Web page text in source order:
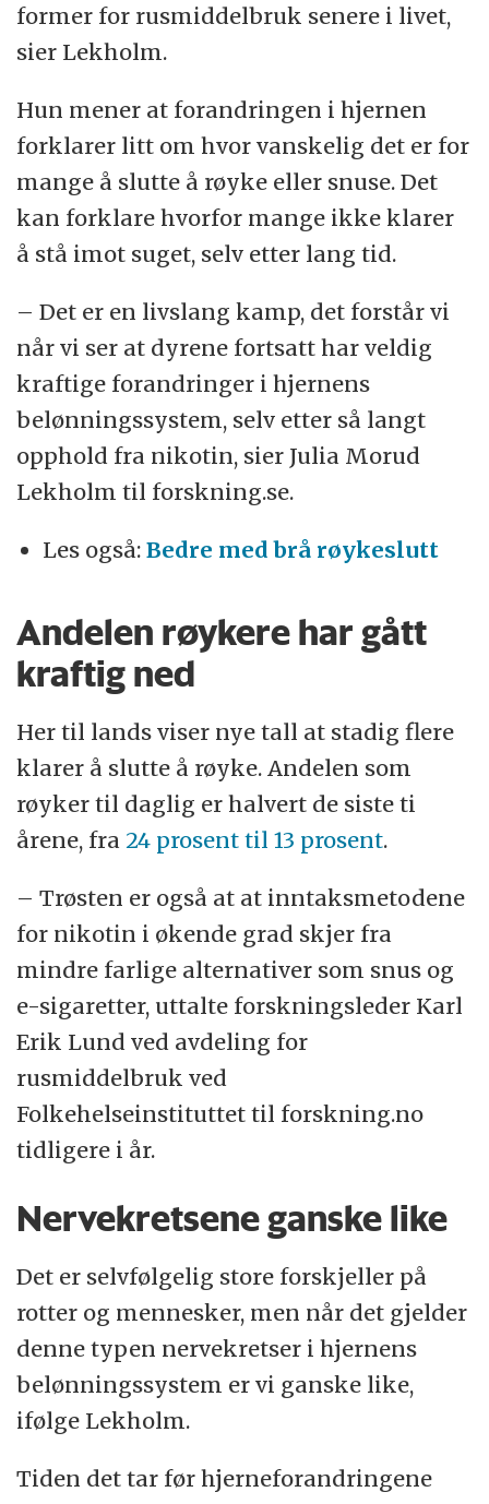
former for rusmiddelbruk senere i livet,
sier Lekholm.
Hun mener at forandringen i hjernen
forklarer litt om hvor vanskelig det er for
mange å slutte å røyke eller snuse. Det
kan forklare hvorfor mange ikke klarer
å stå imot suget, selv etter lang tid.
– Det er en livslang kamp, det forstår vi
når vi ser at dyrene fortsatt har veldig
kraftige forandringer i hjernens
belønningssystem, selv etter så langt
opphold fra nikotin, sier Julia Morud
Lekholm til forskning.se.
Les også:Bedre med brå røykeslutt
Andelen røykere har gått
kraftig ned
Her til lands viser nye tall at stadig flere
klarer å slutte å røyke. Andelen som
røyker til daglig er halvert de siste ti
årene, fra24 prosent til 13 prosent.
– Trøsten er også at at inntaksmetodene
for nikotin i økende grad skjer fra
mindre farlige alternativer som snus og
e-sigaretter, uttalte forskningsleder Karl
Erik Lund ved avdeling for
rusmiddelbruk ved
Folkehelseinstituttet til forskning.no
tidligere i år.
Nervekretsene ganske like
Det er selvfølgelig store forskjeller på
rotter og mennesker, men når det gjelder
denne typen nervekretser i hjernens
belønningssystem er vi ganske like,
ifølge Lekholm.
Tiden det tar før hjerneforandringene